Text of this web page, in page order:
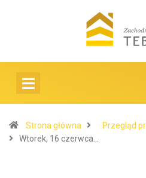
Strona główna
Przegląd
Wtorek, 16 czerwca…